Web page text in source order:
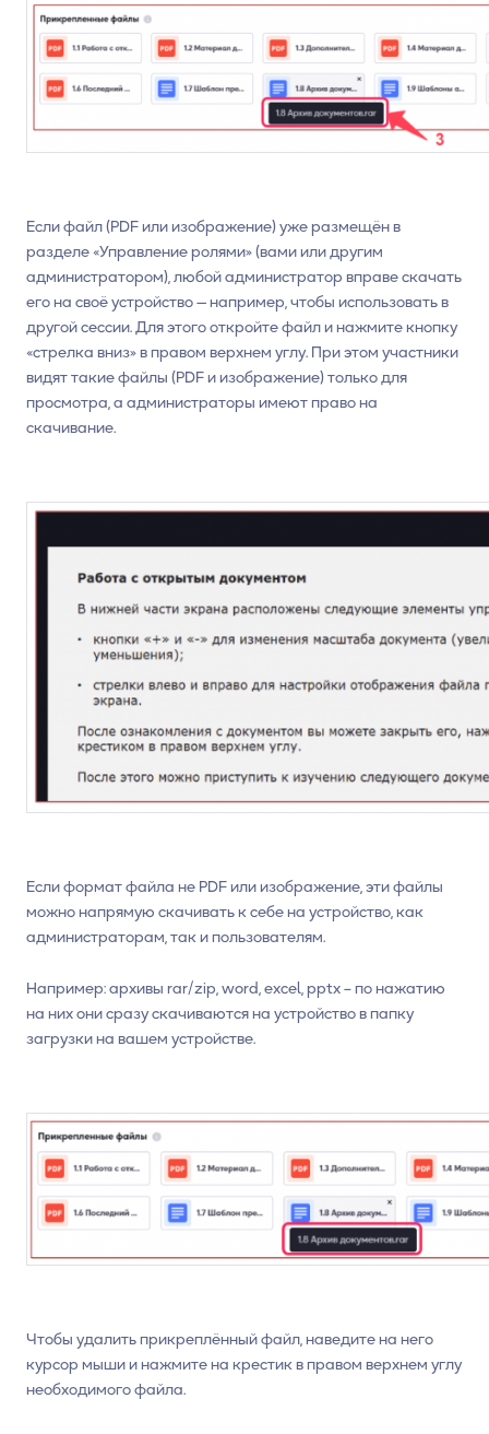
Если файл (PDF или изображение) уже размещён в
разделе «Управление ролями» (вами или другим
администратором), любой администратор вправе скачать
его на своё устройство — например, чтобы использовать в
другой сессии. Для этого откройте файл и нажмите кнопку
«стрелка вниз» в правом верхнем углу. При этом участники
видят такие файлы (PDF и изображение) только для
просмотра, а администраторы имеют право на
скачивание.
Если формат файла не PDF или изображение, эти файлы
можно напрямую скачивать к себе на устройство, как
администраторам, так и пользователям.
Например: архивы rar/zip, word, excel, pptx – по нажатию
на них они сразу скачиваются на устройство в папку
загрузки на вашем устройстве.
Чтобы удалить прикреплённый файл, наведите на него
курсор мыши и нажмите на крестик в правом верхнем углу
необходимого файла.